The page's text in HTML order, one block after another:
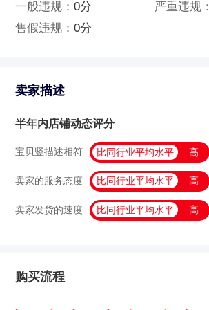
一般违规：0分 严重违规：
售假违规：0分
卖家描述
半年内店铺动态评分
宝贝竖描述相符 比同行业平均水平 高
卖家的服务态度 比同行业平均水平 高
卖家发货的速度 比同行业平均水平 高
购买流程